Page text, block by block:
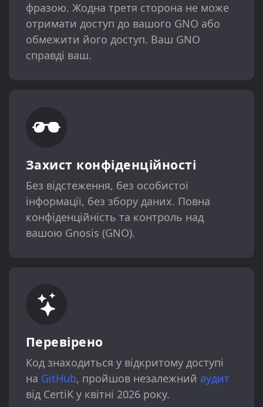
фразою. Жодна третя сторона не може
отримати доступ до вашого GNO або
обмежити його доступ. Ваш GNO
справді ваш.
Захист конфіденційності
Без відстеження, без особистої
інформації, без збору даних. Повна
конфіденційність та контроль над
вашою Gnosis (GNO).
Перевірено
Код знаходиться у відкритому доступі
на GitHub, пройшов незалежний аудит
від CertiK у квітні 2026 року.